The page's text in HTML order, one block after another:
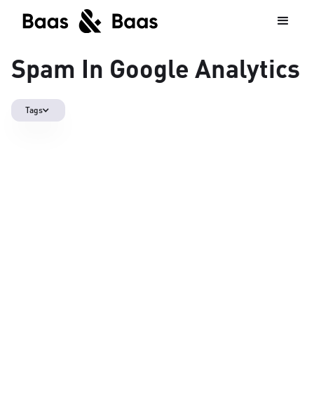
Spam In Google Analytics
Tags